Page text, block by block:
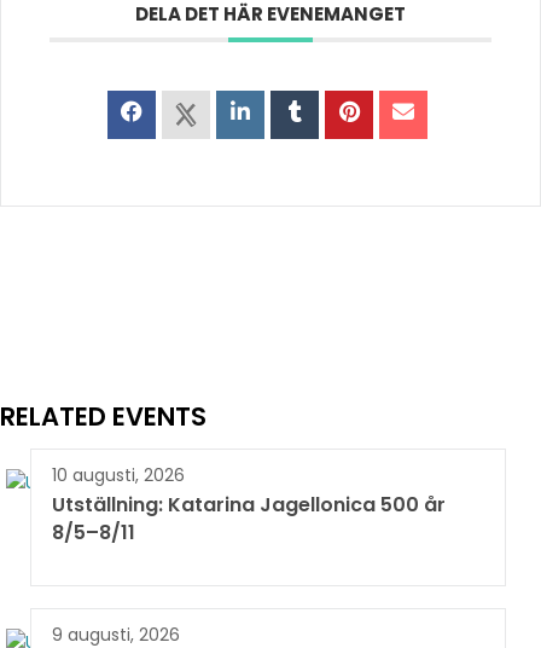
DELA DET HÄR EVENEMANGET
RELATED EVENTS
10 augusti, 2026
Utställning: Katarina Jagellonica 500 år
8/5–8/11
9 augusti, 2026